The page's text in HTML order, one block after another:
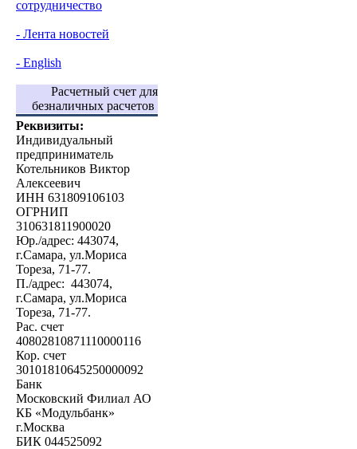
сотрудничество
- Лента новостей
- English
Расчетный счет для
безналичных расчетов
Реквизиты:
Индивидуальный
предприниматель
Котельников Виктор
Алексеевич
ИНН 631809106103
ОГРНИП
310631811900020
Юр./адрес: 443074,
г.Самара, ул.Мориса
Тореза, 71-77.
П./адрес: 443074,
г.Самара, ул.Мориса
Тореза, 71-77.
Рас. счет
40802810871110000116
Кор. счет
30101810645250000092
Банк
Московский Филиал АО
КБ «Модульбанк»
г.Москва
БИК 044525092